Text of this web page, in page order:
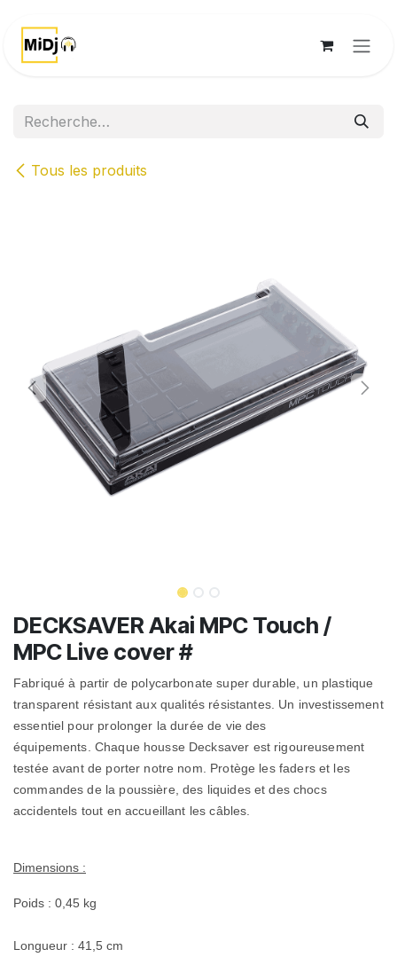
Tous les produits
DECKSAVER Akai MPC Touch /
MPC Live cover #
Fabriqué à partir de polycarbonate super durable, un plastique
transparent résistant aux qualités résistantes. Un investissement
essentiel pour prolonger la durée de vie des
équipements. Chaque housse Decksaver est rigoureusement
testée avant de porter notre nom. Protège les faders et les
commandes de la poussière, des liquides et des chocs
accidentels tout en accueillant les câbles.
Dimensions :
Poids : 0,45 kg
Longueur : 41,5 cm